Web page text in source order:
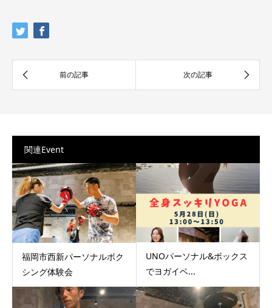
関連Event
福岡市西新パーソナルボク
シング体験会
UNOパーソナル&ボックス
でヨガイベ...